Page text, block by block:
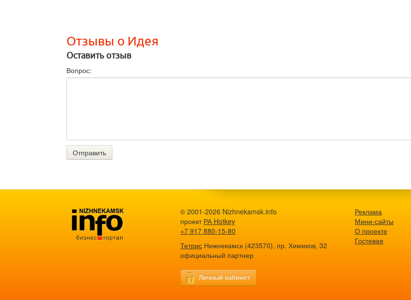
Отзывы о Идея
Оставить отзыв
Вопрос:
Отправить
© 2001-2026 Nizhnekamsk.info
проект РА Hotkey
+7 917 880-15-80
Тетрис Нижнекамск (423570), пр. Химиков, 32
официальный партнер
Личный кабинет
Реклама
Мини-сайты
О проекте
Гостевая